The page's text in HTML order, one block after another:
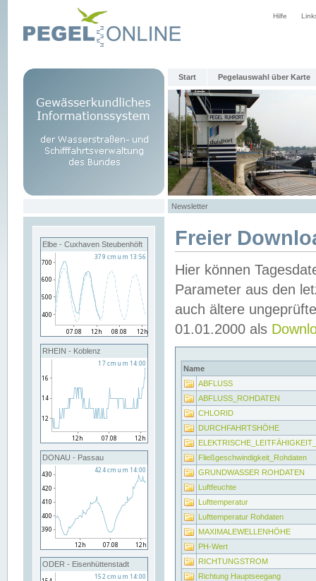
Hilfe
Start Pegelauswahl über Karte
Newsletter
Elbe - Cuxhaven Steubenhöft
RHEIN - Koblenz
DONAU - Passau
ODER - Eisenhüttenstadt
Freier
Hier können
Parameter aus den
auch ältere
01.01.2000 als
Name
ABFLUSS
ABFLUSS_ROHDATEN
CHLORID
DURCHFAHRTSHÖHE
Fließgeschwindigkeit_Rohdaten
GRUNDWASSER ROHDATEN
Luftfeuchte
Lufttemperatur
Lufttemperatur Rohdaten
MAXIMALEWELLENHÖHE
PH-Wert
RICHTUNGSTROM
Richtung Hauptseegang